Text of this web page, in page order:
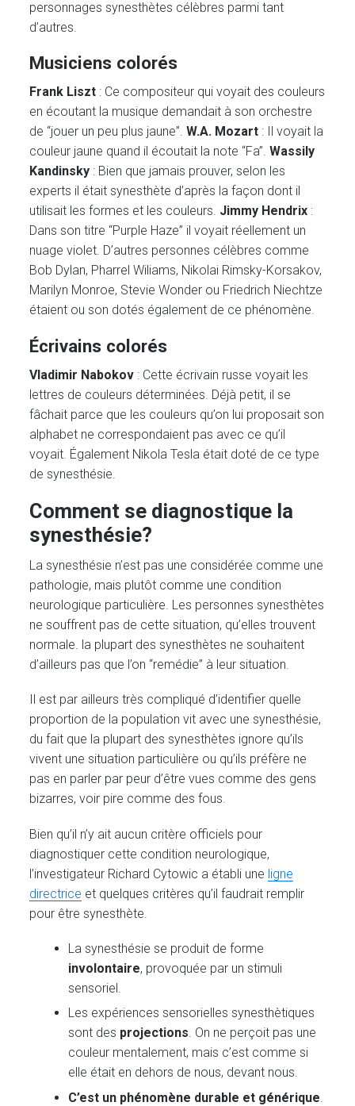
personnages synesthètes célèbres parmi tant
d’autres.
Musiciens colorés
Frank Liszt : Ce compositeur qui voyait des couleurs
en écoutant la musique demandait à son orchestre
de “jouer un peu plus jaune”.W.A. Mozart : Il voyait la
couleur jaune quand il écoutait la note “Fa”.Wassily
Kandinsky : Bien que jamais prouver, selon les
experts il était synesthète d’après la façon dont il
utilisait les formes et les couleurs. Jimmy Hendrix :
Dans son titre “Purple Haze” il voyait réellement un
nuage violet. D’autres personnes célèbres comme
Bob Dylan, Pharrel Wiliams, Nikolai Rimsky-Korsakov,
Marilyn Monroe, Stevie Wonder ou Friedrich Niechtze
étaient ou son dotés également de ce phénomène.
Écrivains colorés
Vladimir Nabokov : Cette écrivain russe voyait les
lettres de couleurs déterminées. Déjà petit, il se
fâchait parce que les couleurs qu’on lui proposait son
alphabet ne correspondaient pas avec ce qu’il
voyait. Également Nikola Tesla était doté de ce type
de synesthésie.
Comment se diagnostique la
synesthésie?
La synesthésie n’est pas une considérée comme une
pathologie, mais plutôt comme une condition
neurologique particulière. Les personnes synesthètes
ne souffrent pas de cette situation, qu’elles trouvent
normale. la plupart des synesthètes ne souhaitent
d’ailleurs pas que l’on “remédie” à leur situation.
Il est par ailleurs très compliqué d’identifier quelle
proportion de la population vit avec une synesthésie,
du fait que la plupart des synesthètes ignore qu’ils
vivent une situation particulière ou qu’ils préfère ne
pas en parler par peur d’être vues comme des gens
bizarres, voir pire comme des fous.
Bien qu’il n’y ait aucun critère officiels pour
diagnostiquer cette condition neurologique,
l’investigateur Richard Cytowic a établi une ligne
directrice et quelques critères qu’il faudrait remplir
pour être synesthète.
La synesthésie se produit de forme
involontaire, provoquée par un stimuli
sensoriel.
Les expériences sensorielles synesthètiques
sont des projections. On ne perçoit pas une
couleur mentalement, mais c’est comme si
elle était en dehors de nous, devant nous.
C’est un phénomène durable et générique